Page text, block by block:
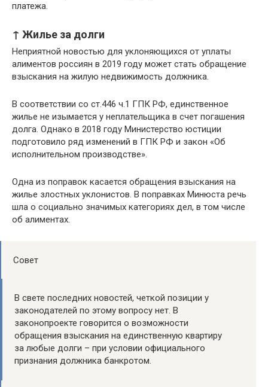
платежа.
↑ Жилье за долги
Неприятной новостью для уклоняющихся от уплаты
алиментов россиян в 2019 году может стать обращение
взыскания на жилую недвижимость должника.
В соответствии со ст.446 ч.1 ГПК РФ, единственное
жилье не изымается у неплательщика в счет погашения
долга. Однако в 2018 году Министерство юстиции
подготовило ряд изменений в ГПК РФ и закон «Об
исполнительном производстве».
Одна из поправок касается обращения взыскания на
жилье злостных уклонистов. В поправках Минюста речь
шла о социально значимых категориях дел, в том числе
об алиментах.
Совет
В свете последних новостей, четкой позиции у
законодателей по этому вопросу нет. В
законопроекте говорится о возможности
обращения взыскания на единственную квартиру
за любые долги – при условии официального
признания должника банкротом.